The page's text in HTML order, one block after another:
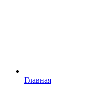
Главная